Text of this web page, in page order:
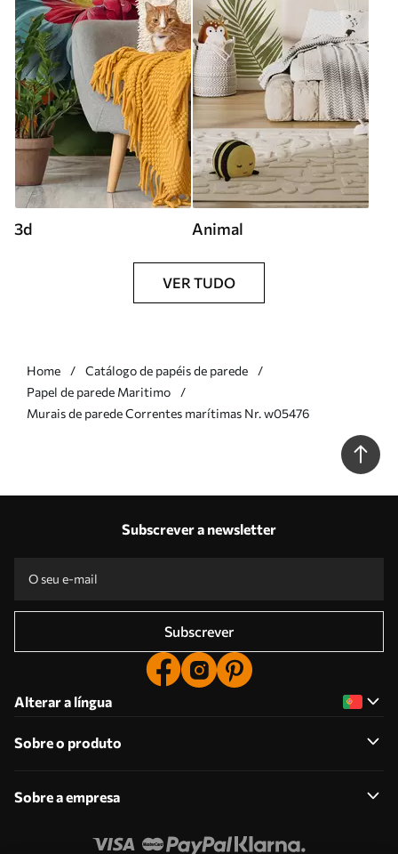
3d Animal
VER TUDO
Home
Catálogo de papéis de parede
Papel de parede Maritimo
Murais de parede Correntes marítimas Nr. w05476
Subscrever a newsletter
Subscrever
Alterar a língua
Sobre o produto
Sobre a empresa